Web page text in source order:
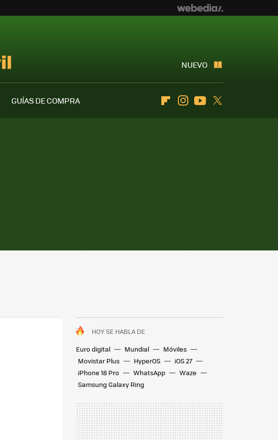
NUEVO
GUÍAS DE COMPRA
FlipboardInstagramYoutube
HOY SE HABLA DE
Euro digital
Mundial
Móviles
Movistar Plus
HyperOS
iOS 27
iPhone 18 Pro
WhatsApp
Waze
Samsung Galaxy Ring